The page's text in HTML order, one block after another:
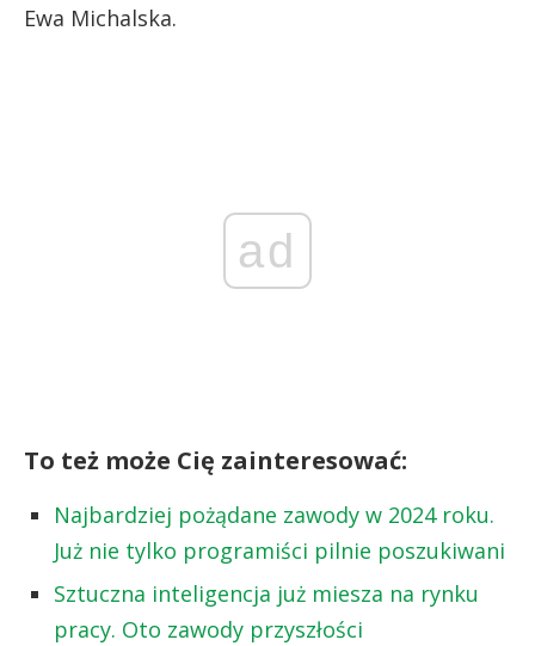
Ewa Michalska.
ad
To też może Cię zainteresować:
Najbardziej pożądane zawody w 2024 roku.
Już nie tylko programiści pilnie poszukiwani
Sztuczna inteligencja już miesza na rynku
pracy. Oto zawody przyszłości